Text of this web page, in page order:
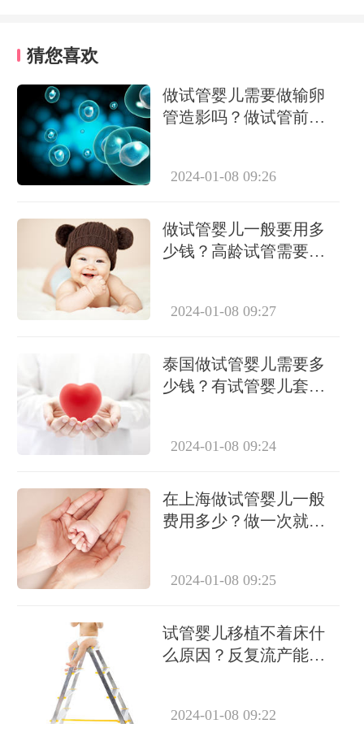
猜您喜欢
做试管婴儿需要做输卵
管造影吗？做试管前必
2024-01-08 09:26
做试管婴儿一般要用多
少钱？高龄试管需要做
2024-01-08 09:27
泰国做试管婴儿需要多
少钱？有试管婴儿套餐
2024-01-08 09:24
在上海做试管婴儿一般
费用多少？做一次就能
2024-01-08 09:25
试管婴儿移植不着床什
么原因？反复流产能做
2024-01-08 09:22